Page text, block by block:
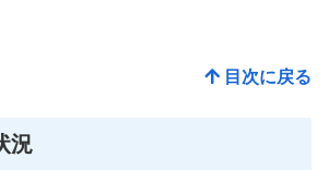
目次に戻る
況